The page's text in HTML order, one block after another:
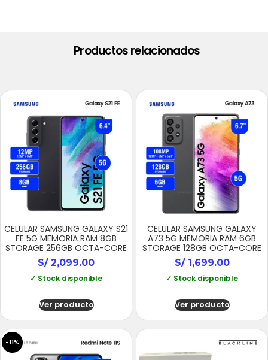
Productos relacionados
CELULAR SAMSUNG GALAXY S21
FE 5G MEMORIA RAM 8GB
STORAGE 256GB OCTA-CORE
S/2,099.00
✓ Stock disponible
Ver producto
CELULAR SAMSUNG GALAXY
A73 5G MEMORIA RAM 6GB
STORAGE 128GB OCTA-CORE
S/1,699.00
✓ Stock disponible
Ver producto
-11%